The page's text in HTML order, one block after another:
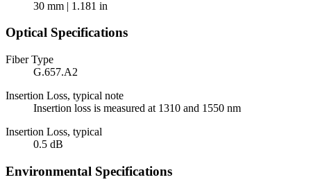
30 mm | 1.181 in
Optical Specifications
Fiber Type
G.657.A2
Insertion Loss, typical note
Insertion loss is measured at 1310 and 1550 nm
Insertion Loss, typical
0.5 dB
Environmental Specifications